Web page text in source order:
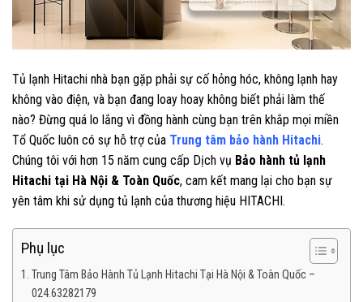
Tủ lạnh Hitachi nhà bạn gặp phải sự cố hỏng hóc, không lạnh hay
không vào điện, và bạn đang loay hoay không biết phải làm thế
nào? Đừng quá lo lắng vì đồng hành cùng bạn trên khắp mọi miền
Tổ Quốc luôn có sự hỗ trợ của Trung tâm bảo hành Hitachi.
Chúng tôi với hơn 15 năm cung cấp Dịch vụ Bảo hành tủ lạnh
Hitachi tại Hà Nội & Toàn Quốc, cam kết mang lại cho bạn sự
yên tâm khi sử dụng tủ lạnh của thương hiệu HITACHI.
Phụ lục
Trung Tâm Bảo Hành Tủ Lạnh Hitachi Tại Hà Nội & Toàn Quốc –
024.63282179